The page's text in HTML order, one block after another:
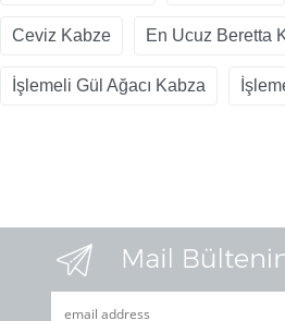
Ceviz Kabze En Ucuz Beretta
İşlemeli Gül Ağacı Kabza